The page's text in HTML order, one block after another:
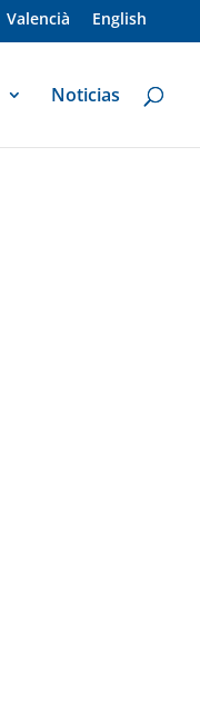
Valencià English
Noticias